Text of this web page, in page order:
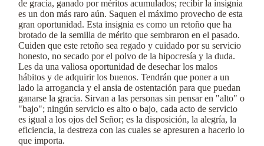
de gracia, ganado por méritos acumulados; recibir la insignia
es un don más raro aún. Saquen el máximo provecho de esta
gran oportunidad. Esta insignia es como un retoño que ha
brotado de la semilla de mérito que sembraron en el pasado.
Cuiden que este retoño sea regado y cuidado por su servicio
honesto, no secado por el polvo de la hipocresía y la duda.
Les da una valiosa oportunidad de desechar los malos
hábitos y de adquirir los buenos. Tendrán que poner a un
lado la arrogancia y el ansia de ostentación para que puedan
ganarse la gracia. Sirvan a las personas sin pensar en "alto" o
"bajo"; ningún servicio es alto o bajo, cada acto de servicio
es igual a los ojos del Señor; es la disposición, la alegría, la
eficiencia, la destreza con las cuales se apresuren a hacerlo lo
que importa.